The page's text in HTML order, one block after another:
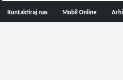
Kontaktiraj nas Mobil Online